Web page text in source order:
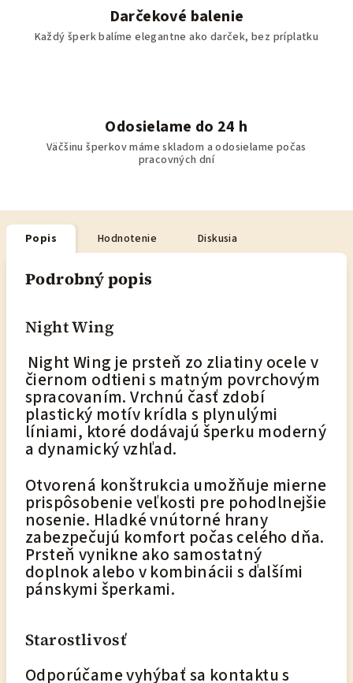
Darčekové balenie
Každý šperk balíme elegantne ako darček, bez príplatku
Odosielame do 24 h
Väčšinu šperkov máme skladom a odosielame počas
pracovných dní
Popis Hodnotenie Diskusia
Podrobný popis
Night Wing
Night Wing je prsteň zo zliatiny ocele v
čiernom odtieni s matným povrchovým
spracovaním. Vrchnú časť zdobí
plastický motív krídla s plynulými
líniami, ktoré dodávajú šperku moderný
a dynamický vzhľad.
Otvorená konštrukcia umožňuje mierne
prispôsobenie veľkosti pre pohodlnejšie
nosenie. Hladké vnútorné hrany
zabezpečujú komfort počas celého dňa.
Prsteň vynikne ako samostatný
doplnok alebo v kombinácii s ďalšími
pánskymi šperkami.
Starostlivosť
Odporúčame vyhýbať sa kontaktu s